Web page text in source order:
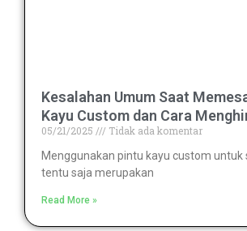
Kesalahan Umum Saat
Kayu Custom dan Cara
05/21/2025
Tidak ada komentar
Menggunakan pintu kayu custom untuk
tentu saja merupakan
Read More »